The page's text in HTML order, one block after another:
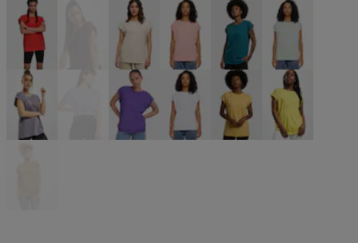
orange pink pink rot rot
rot rosa rosa türkis türkis